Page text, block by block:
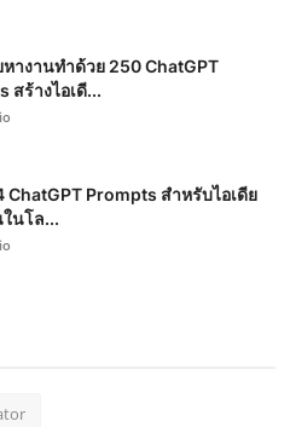
หางานทำด้วย 250 ChatGPT
สร้างไอเดี...
ChatGPT Prompts สำหรับไอเดีย
ในโล...